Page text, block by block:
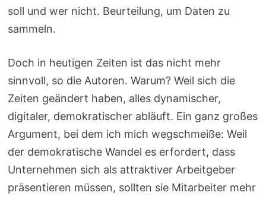
soll und wer nicht. Beurteilung, um Daten zu
sammeln.
Doch in heutigen Zeiten ist das nicht mehr
sinnvoll, so die Autoren. Warum? Weil sich die
Zeiten geändert haben, alles dynamischer,
digitaler, demokratischer abläuft. Ein ganz großes
Argument, bei dem ich mich wegschmeiße: Weil
der demokratische Wandel es erfordert, dass
Unternehmen sich als attraktiver Arbeitgeber
präsentieren müssen, sollten sie Mitarbeiter mehr